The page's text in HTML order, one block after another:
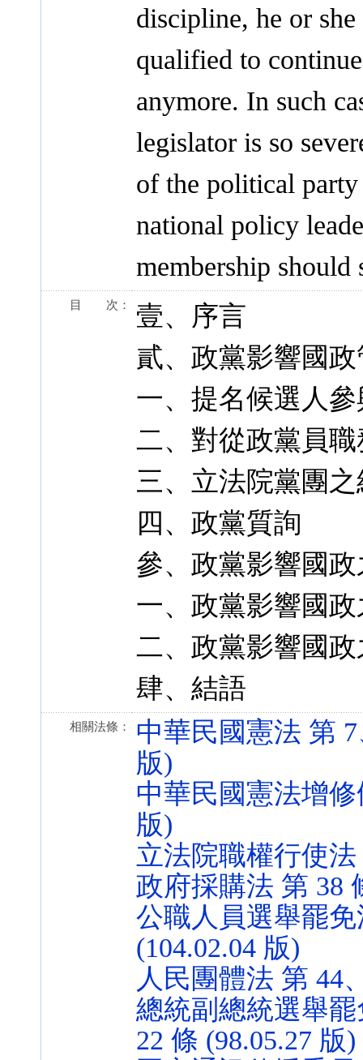
discipline, he or
qualified to
anymore. In such
legislator is so
of the political
national policy
membership
目 次：
壹、序言
貳、政黨影響國
一、提名候選人
二、對從政黨員
三、立法院黨團
四、政黨質詢
參、政黨影響國
一、政黨影響國
二、政黨影響國
肆、結語
相關法條：
中華民國憲法 第 7
版)
中華民國憲法增修
版)
立法院職權行使法
政府採購法 第 38
公職人員選舉罷免
(104.02.04 版)
人民團體法 第 44
總統副總統選舉罷
22 條 (98.05.27 版)